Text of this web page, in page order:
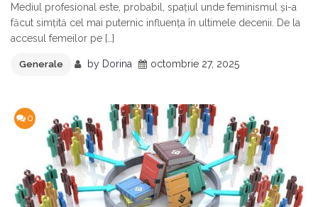
Mediul profesional este, probabil, spațiul unde feminismul și-a
făcut simțită cel mai puternic influența în ultimele decenii. De la
accesul femeilor pe […]
Generale by Dorina octombrie 27, 2025
0